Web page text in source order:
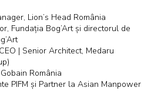
Lion’s Head România
Fundația Bog’Art și directorul de
| Senior Architect, Medaru
România
PIFM și Partner la Asian Manpower